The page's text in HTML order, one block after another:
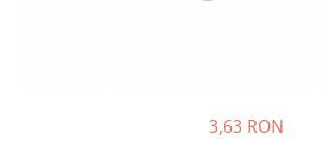
3,63 RON